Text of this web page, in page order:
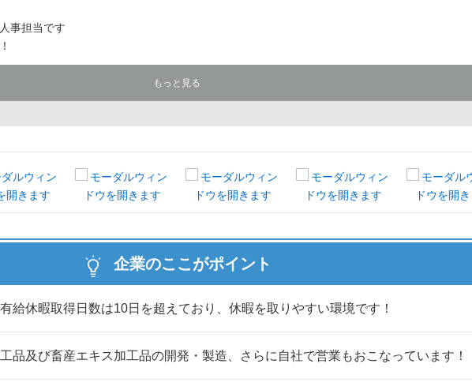
事担当です
してご予約ください
服参加もOK！
もっと見る
企業のここがポイント
給休暇取得日数は10日を超えており、休暇を取りやすい環境です！
品及び畜産エキス加工品の開発・製造、さらに自社で営業もおこなっています！